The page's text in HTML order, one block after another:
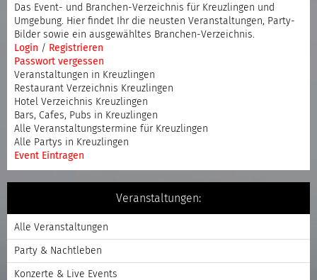
Das Event- und Branchen-Verzeichnis für Kreuzlingen und
Umgebung. Hier findet Ihr die neusten Veranstaltungen, Party-
Bilder sowie ein ausgewähltes Branchen-Verzeichnis.
Login / Registrieren
Passwort vergessen
Veranstaltungen in Kreuzlingen
Restaurant Verzeichnis Kreuzlingen
Hotel Verzeichnis Kreuzlingen
Bars, Cafes, Pubs in Kreuzlingen
Alle Veranstaltungstermine für Kreuzlingen
Alle Partys in Kreuzlingen
Event Eintragen
Veranstaltungen:
Alle Veranstaltungen
Party & Nachtleben
Konzerte & Live Events